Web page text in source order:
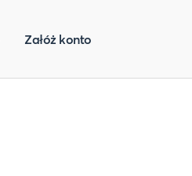
Załóż konto